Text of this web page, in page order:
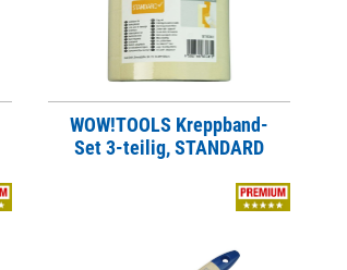
WOW!TOOLS Kreppband-
Set 3-teilig, STANDARD